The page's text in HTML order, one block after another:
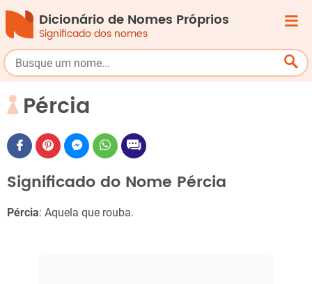
Dicionário de Nomes Próprios
Significado dos nomes
Pércia
Significado do Nome Pércia
Pércia: Aquela que rouba.